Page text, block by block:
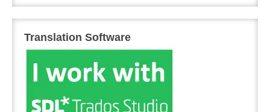
Translation Software